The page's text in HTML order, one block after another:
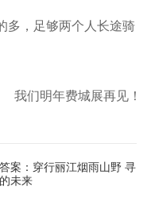
多，足够两个人长途骑
我们明年费城展再见！
案：穿行丽江烟雨山野 寻
未来